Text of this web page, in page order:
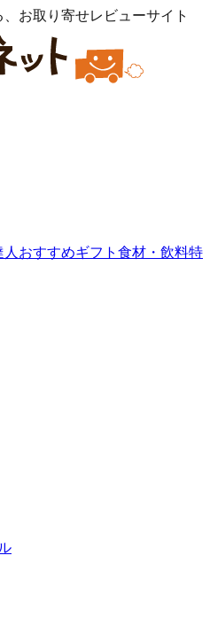
お取り寄せレビューサイト
人おすすめギフト 食材・飲料特